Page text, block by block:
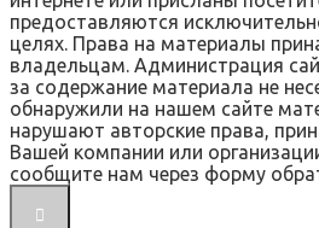
предоставляются
целях. Права на материалы
владельцам. Администрация
за содержание материала не
обнаружили на нашем сайте
нарушают авторские права,
Вашей компании или
сообщите нам через форму